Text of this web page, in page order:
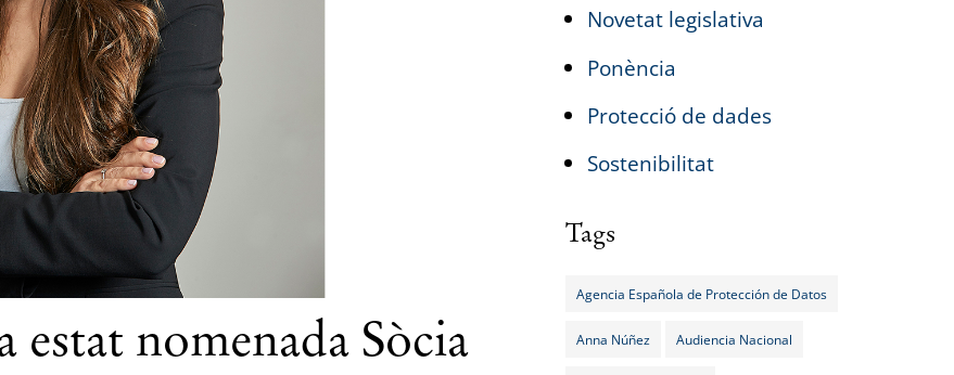
nomenada Sòcia
Novetat legislativa
Ponència
Protecció de dades
Sostenibilitat
Tags
Agencia Española de Protección de Datos
Anna Núñez Audiencia Nacional